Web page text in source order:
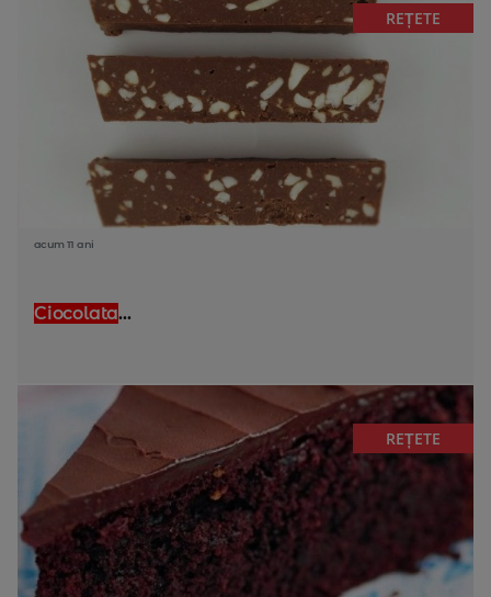
REȚETE
acum 11 ani
Ciocolata...
REȚETE